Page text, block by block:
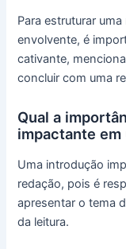
Para estruturar
envolvente, é
cativante,
concluir com uma
Qual a
impactante em
Uma introdução
redação, pois é
apresentar o tema
da leitura.